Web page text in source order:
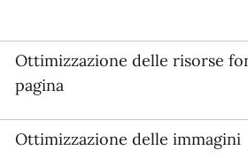
Ottimizzazione delle risorse
pagina
Ottimizzazione delle immagini